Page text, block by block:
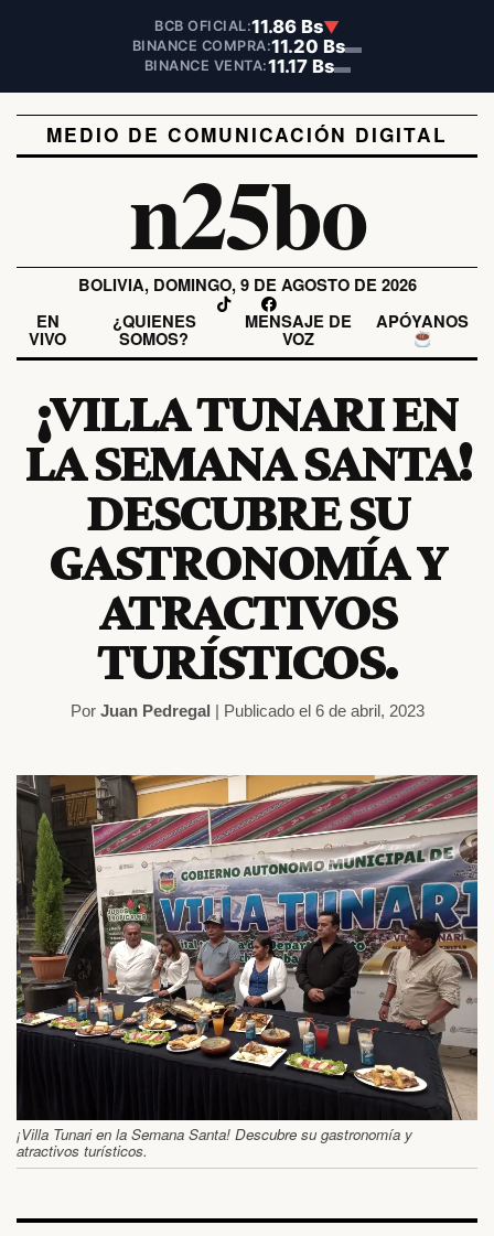
BCB OFICIAL:11.86 Bs▼
BINANCE COMPRA:11.20 Bs▬
BINANCE VENTA:11.17 Bs▬
MEDIO DE COMUNICACIÓN DIGITAL
n25bo
BOLIVIA, DOMINGO, 9 DE AGOSTO DE 2026
EN
VIVO
¿QUIENES
SOMOS?
MENSAJE DE
VOZ
APÓYANOS
¡VILLA TUNARI EN
LA SEMANA SANTA!
DESCUBRE SU
GASTRONOMÍA Y
ATRACTIVOS
TURÍSTICOS.
Por Juan Pedregal | Publicado el 6 de abril, 2023
¡Villa Tunari en la Semana Santa! Descubre su gastronomía y
atractivos turísticos.